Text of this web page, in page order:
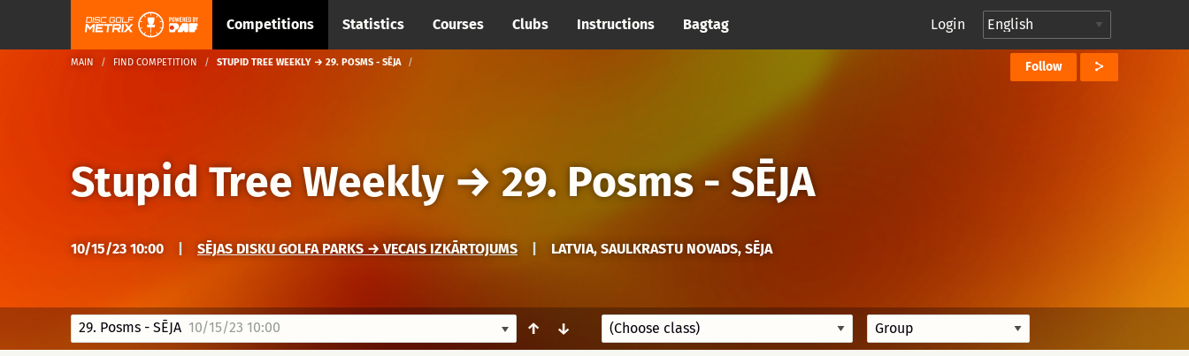
Competitions Statistics Courses Clubs Instructions Bagtag Login
MAIN FIND COMPETITION STUPID TREE WEEKLY → 29. POSMS - SĒJA Follow
Stupid Tree Weekly → 29. Posms - SĒJA
10/15/23 10:00 SĒJAS DISKU GOLFA PARKS → VECAIS IZKĀRTOJUMS LATVIA, SAULKRASTU NOVADS, SĒJA
29. Posms - SĒJA 10/15/23 10:00 ↑ ↓